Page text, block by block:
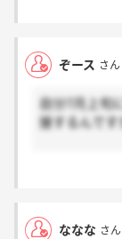
ぞース さん
自分7月上旬
接するんで
ななな さん